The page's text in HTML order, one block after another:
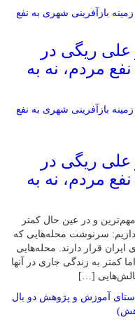
علی ریگی در
مردم، نه به
علی ریگی در
مردم، نه به
و در عین حال کمتر
سرنوشت محله‌هایی که
قرار دارند. محله‌هایی
کمتر به زندگی جاری در آنها
[…]